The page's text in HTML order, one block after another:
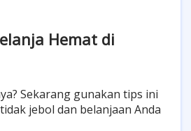
Hemat di
Sekarang gunakan tips ini
jebol dan belanjaan Anda